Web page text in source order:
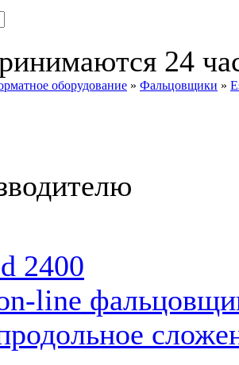
24
оборудование » Фальцовщики »
2400
line